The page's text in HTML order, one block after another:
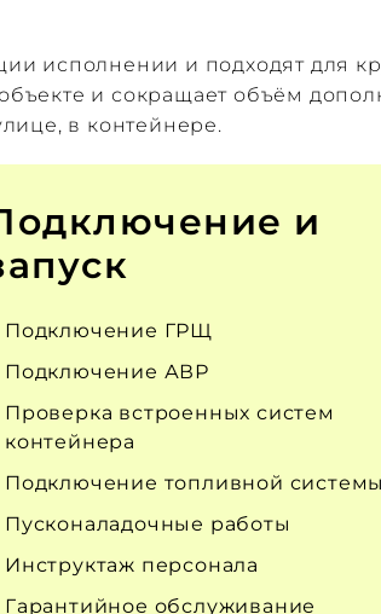
исполнении и подходят для
и сокращает объём
в контейнере.
и
Подключение ГРЩ
Подключение АВР
Проверка встроенных систем
контейнера
Подключение топливной системы
Пусконаладочные работы
Инструктаж персонала
Гарантийное обслуживание